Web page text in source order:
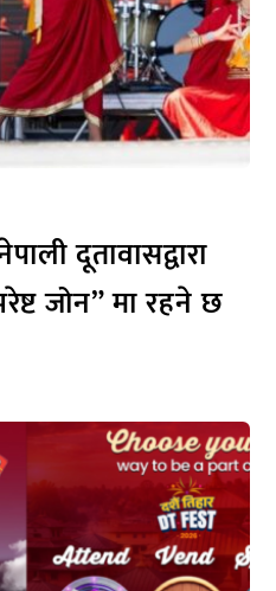
दूतावासद्वारा
जोन” मा रहने छ